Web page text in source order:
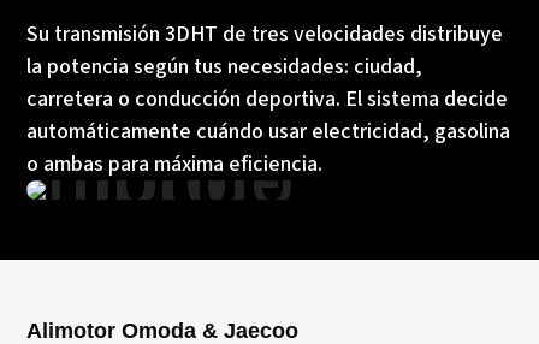
Su transmisión 3DHT de tres velocidades distribuye
la potencia según tus necesidades: ciudad,
carretera o conducción deportiva. El sistema decide
automáticamente cuándo usar electricidad, gasolina
o ambas para máxima eficiencia.
Alimotor Omoda & Jaecoo